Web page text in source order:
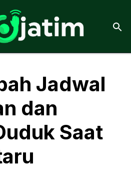
Jadwal
dan
Saat